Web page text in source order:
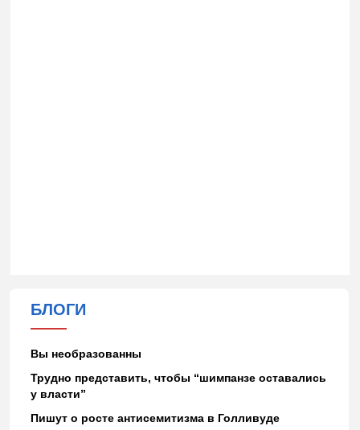
БЛОГИ
Вы необразованны
Трудно представить, чтобы “шимпанзе оставались
у власти”
Пишут о росте антисемитизма в Голливуде